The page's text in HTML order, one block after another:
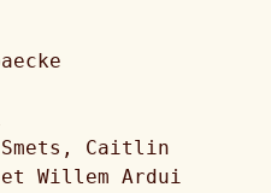
Caitlin
Willem Ardui